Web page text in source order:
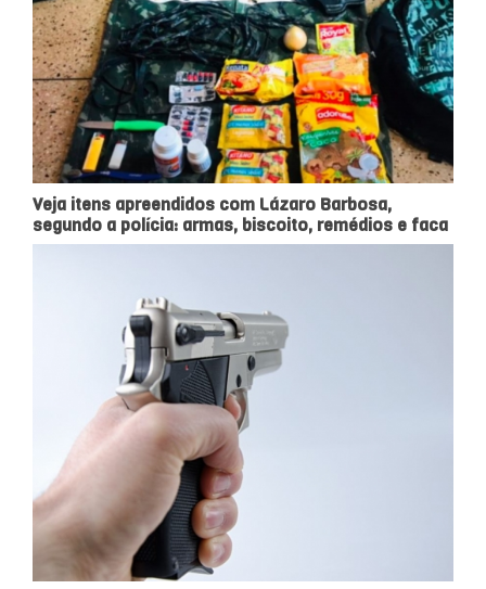
Veja itens apreendidos com Lázaro Barbosa,
segundo a polícia: armas, biscoito, remédios e faca